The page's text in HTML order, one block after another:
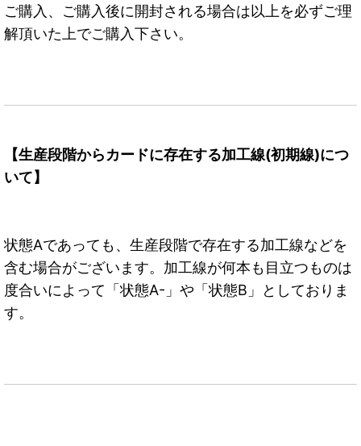
ご購入、ご購入後に開封される場合は以上を必ずご理
解頂いた上でご購入下さい。
【生産段階からカードに存在する加工線(初期線)につ
いて】
状態Aであっても、生産段階で存在する加工線などを
含む場合がございます。加工線が何本も目立つものは
度合いによって「状態A-」や「状態B」としておりま
す。